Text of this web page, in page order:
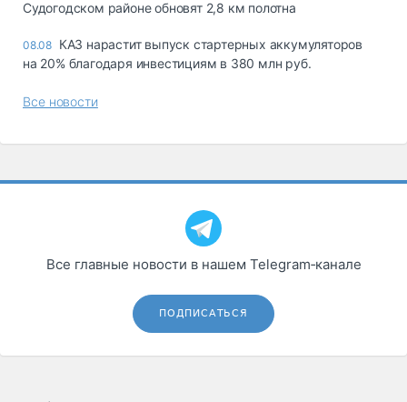
Судогодском районе обновят 2,8 км полотна
08.08 КАЗ нарастит выпуск стартерных аккумуляторов
на 20% благодаря инвестициям в 380 млн руб.
Все новости
Все главные новости в нашем Telegram‑канале
ПОДПИСАТЬСЯ